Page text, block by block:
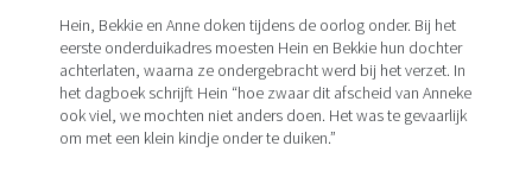
Hein, Bekkie en Anne doken tijdens de oorlog onder. Bij het
eerste onderduikadres moesten Hein en Bekkie hun dochter
achterlaten, waarna ze ondergebracht werd bij het verzet. In
het dagboek schrijft Hein “hoe zwaar dit afscheid van Anneke
ook viel, we mochten niet anders doen. Het was te gevaarlijk
om met een klein kindje onder te duiken.”